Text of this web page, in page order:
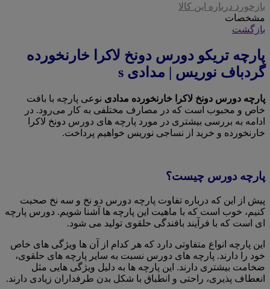
بازخورد درباره این کالا
مشخصات
بازگشت
پارچه تریکو دورس دونخ لاکرا خارنخورده
گردباف نوریس | مدادی s
پارچه دورس دونخ لاکرا خارنخورده مدادی نوعی پارچه با بافت
خاص و محبوب است که در مصارف مختلفی به کار می‌رود. در
ادامه به بررسی بیشتری در مورد پارچه های دورس دونخ لاکرا
خارنخورده و خرید از نساجی نوریس خواهیم پرداخت.
پارچه دورس چیست؟
پیش از این که درباره تفاوت پارچه دورس دو نخ و سه نخ صحبت
کنیم، خوب است که با ماهیت این پارچه ها آشنا شویم. دورس پارچه
ای است که با فرآیند بافندگی حلقوی تولید می شود.
این پارچه انواع متفاوتی دارد که هر کدام از آن ها ویژگی های خاص
خود را دارند. پارچه های دورس نسبت به سایر پارچه های حلقوی،
ضخامت بیشتری دارند. این پارچه ها به دلیل ویژگی هایی مثل
انعطاف پذیری، راحتی و انطباق با شکل بدن طرفداران زیادی دارند.